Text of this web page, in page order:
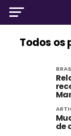
Todos os
de